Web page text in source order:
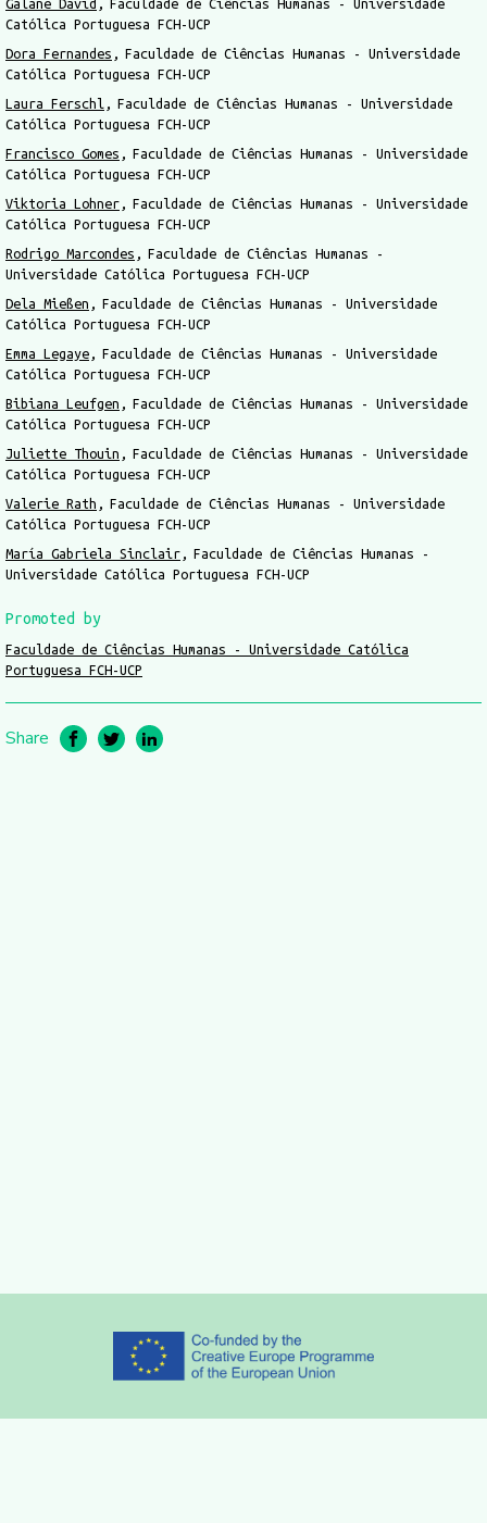
Católica Portuguesa FCH-UCP
Dora Fernandes
Faculdade de Ciências Humanas - Universidade
Católica Portuguesa FCH-UCP
Laura Ferschl
Faculdade de Ciências Humanas - Universidade
Católica Portuguesa FCH-UCP
Francisco Gomes
Faculdade de Ciências Humanas - Universidade
Católica Portuguesa FCH-UCP
Viktoria Lohner
Faculdade de Ciências Humanas - Universidade
Católica Portuguesa FCH-UCP
Rodrigo Marcondes
Faculdade de Ciências Humanas -
Universidade Católica Portuguesa FCH-UCP
Dela Mießen
Faculdade de Ciências Humanas - Universidade
Católica Portuguesa FCH-UCP
Emma Legaye
Faculdade de Ciências Humanas - Universidade
Católica Portuguesa FCH-UCP
Bibiana Leufgen
Faculdade de Ciências Humanas - Universidade
Católica Portuguesa FCH-UCP
Juliette Thouin
Faculdade de Ciências Humanas - Universidade
Católica Portuguesa FCH-UCP
Valerie Rath
Faculdade de Ciências Humanas - Universidade
Católica Portuguesa FCH-UCP
María Gabriela Sinclair
Faculdade de Ciências Humanas -
Universidade Católica Portuguesa FCH-UCP
Promoted by
Faculdade de Ciências Humanas - Universidade Católica
Portuguesa FCH-UCP
Share